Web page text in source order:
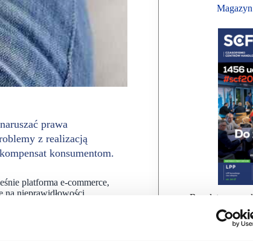
prawa
z realizacją
konsumentom.
platforma e-commerce,
na nieprawidłowości
opóźnione względem
w jaki sposób Empik
się terminom realizacji
Bezpłatna